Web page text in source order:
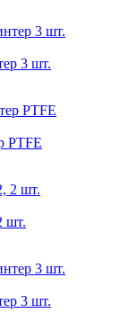
3 шт.
PTFE
шт.
3 шт.